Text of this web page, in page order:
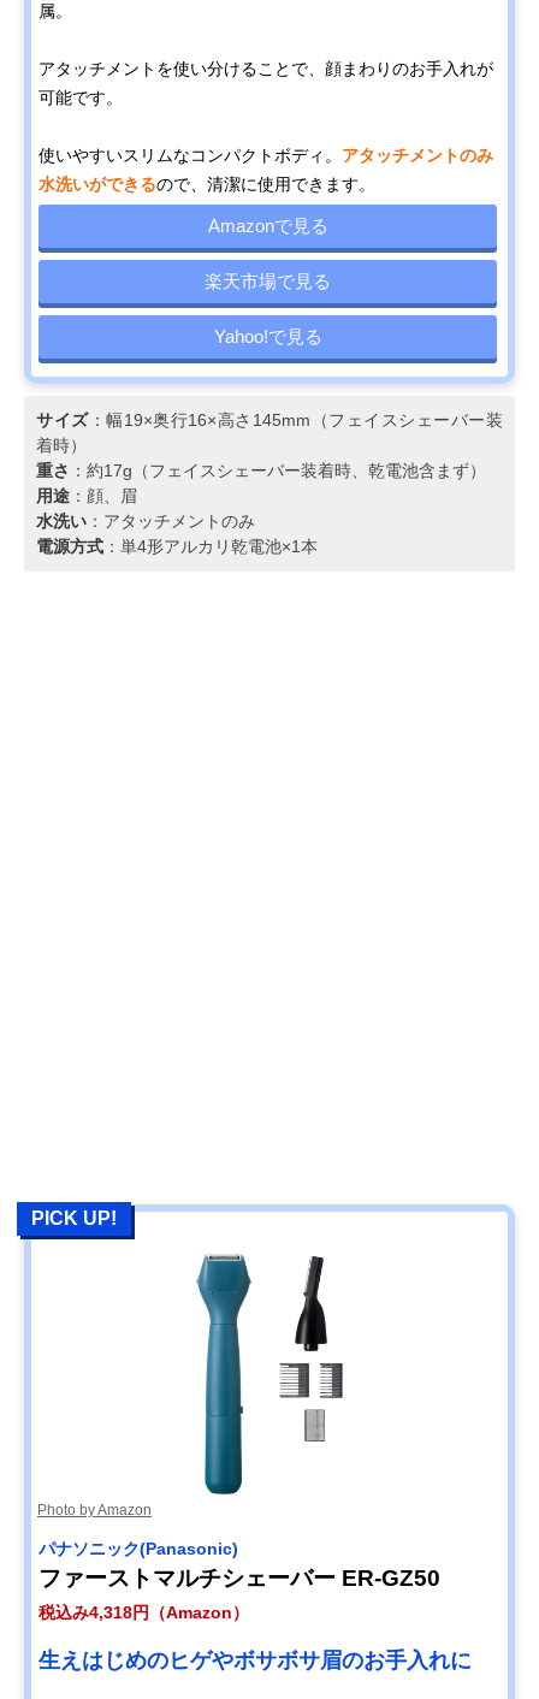
属。
アタッチメントを使い分けることで、顔まわりのお手入れが
可能です。
使いやすいスリムなコンパクトボディ。 アタッチメントのみ
水洗いができるので、清潔に使用できます。
Amazonで見る
楽天市場で見る
Yahoo!で見る
サイズ：幅19×奥行16×高さ145mm（フェイスシェーバー装
着時）
重さ ：約17g（フェイスシェーバー装着時、乾電池含まず）
用途 ：顔、眉
水洗い ：アタッチメントのみ
電源方式 ：単4形アルカリ乾電池×1本
PICK UP!
Photo by Amazon
パナソニック(Panasonic)
ファーストマルチシェーバー ER-GZ50
税込み4,318円（Amazon）
生えはじめのヒゲやボサボサ眉のお手入れに